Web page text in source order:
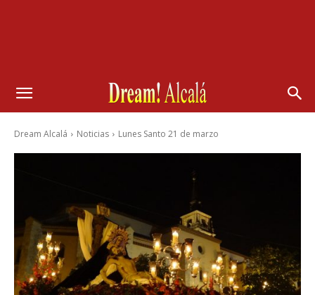
Dream Alcalá Noticias Lunes Santo 21 de marzo